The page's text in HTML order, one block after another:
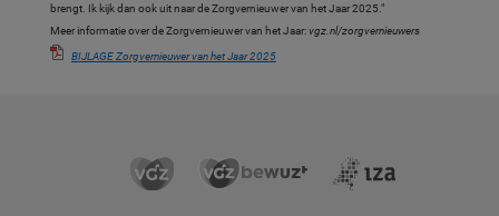
brengt. Ik kijk dan ook uit naar de Zorgvernieuwer van het Jaar 2025."
Meer informatie over de Zorgvernieuwer van het Jaar:vgz.nl/zorgvernieuwers
BIJLAGE Zorgvernieuwer van het Jaar 2025